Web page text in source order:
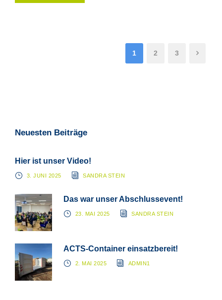
1 2 3
Neuesten Beiträge
Hier ist unser Video!
3. JUNI 2025 SANDRA STEIN
Das war unser Abschlussevent!
23. MAI 2025 SANDRA STEIN
ACTS-Container einsatzbereit!
2. MAI 2025 ADMIN1